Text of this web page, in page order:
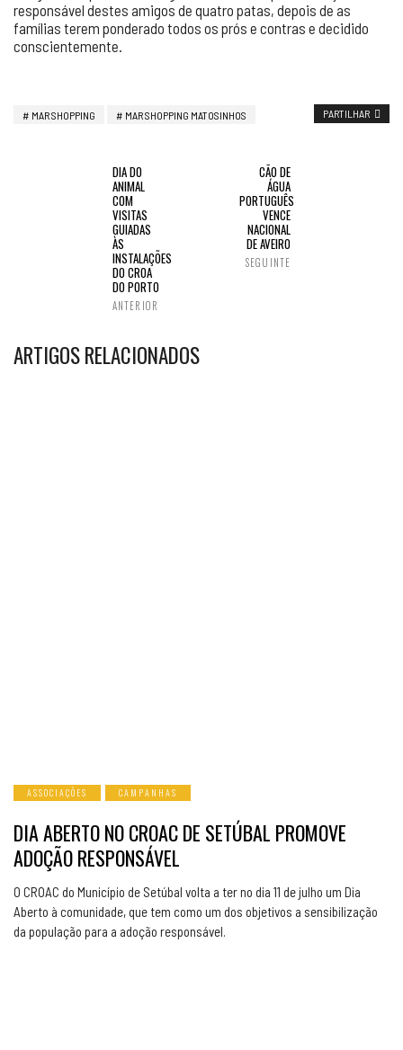
responsável destes amigos de quatro patas, depois de as
famílias terem ponderado todos os prós e contras e decidido
conscientemente.
MAR SHOPPING MAR SHOPPING MATOSINHOS PARTILHAR
DIA DO
ANIMAL
COM
VISITAS
GUIADAS
ÀS
INSTALAÇÕES
DO CROA
DO PORTO
ANTERIOR
CÃO DE
ÁGUA
PORTUGUÊS
VENCE
NACIONAL
DE AVEIRO
SEGUINTE
ARTIGOS RELACIONADOS
ASSOCIAÇÕES CAMPANHAS
DIA ABERTO NO CROAC DE SETÚBAL PROMOVE
ADOÇÃO RESPONSÁVEL
O CROAC do Município de Setúbal volta a ter no dia 11 de julho um Dia
Aberto à comunidade, que tem como um dos objetivos a sensibilização
da população para a adoção responsável.